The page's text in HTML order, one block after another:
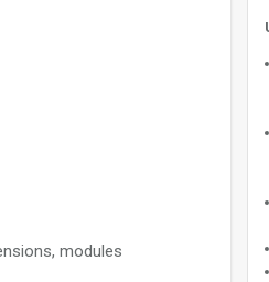
câble 3 mètres
Hikvision DS-
modules